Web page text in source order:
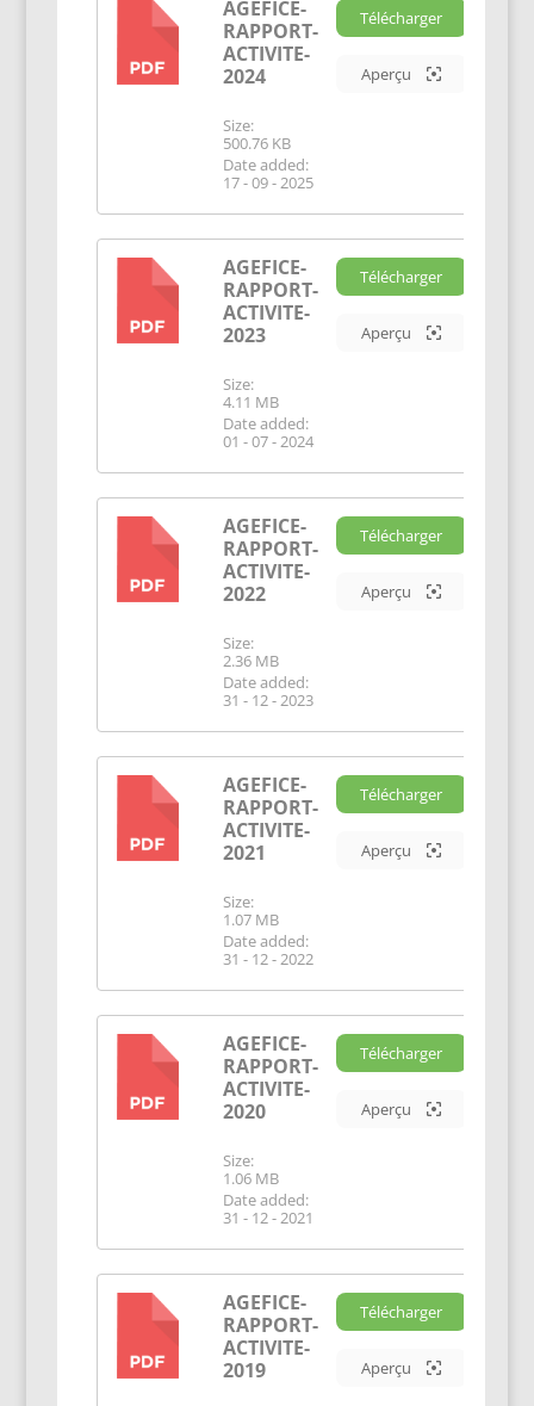
AGEFICE-
RAPPORT-
ACTIVITE-
2024
Size:
500.76 KB
Date added:
17 - 09 - 2025
Télécharger
Aperçu
AGEFICE-
RAPPORT-
ACTIVITE-
2023
Size:
4.11 MB
Date added:
01 - 07 - 2024
Télécharger
Aperçu
AGEFICE-
RAPPORT-
ACTIVITE-
2022
Size:
2.36 MB
Date added:
31 - 12 - 2023
Télécharger
Aperçu
AGEFICE-
RAPPORT-
ACTIVITE-
2021
Size:
1.07 MB
Date added:
31 - 12 - 2022
Télécharger
Aperçu
AGEFICE-
RAPPORT-
ACTIVITE-
2020
Size:
1.06 MB
Date added:
31 - 12 - 2021
Télécharger
Aperçu
AGEFICE-
RAPPORT-
ACTIVITE-
2019
Télécharger
Aperçu